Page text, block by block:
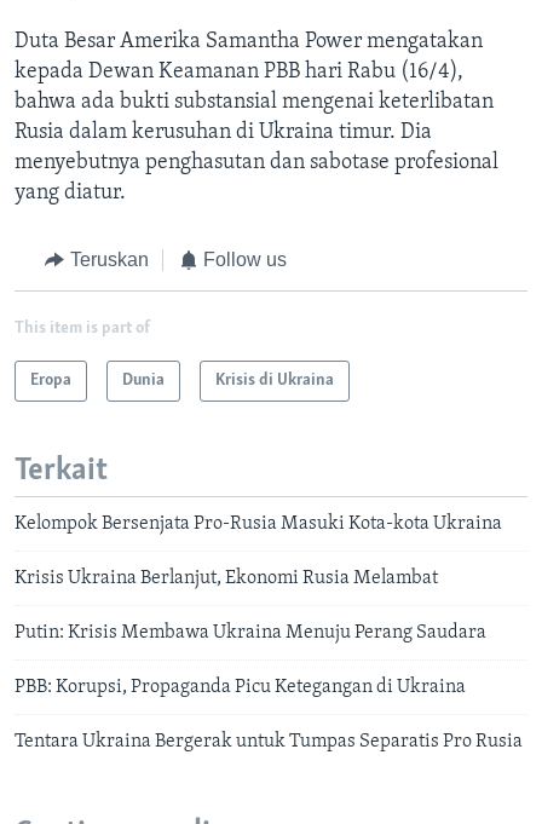
Duta Besar Amerika Samantha Power mengatakan
kepada Dewan Keamanan PBB hari Rabu (16/4),
bahwa ada bukti substansial mengenai keterlibatan
Rusia dalam kerusuhan di Ukraina timur. Dia
menyebutnya penghasutan dan sabotase profesional
yang diatur.
Teruskan Follow us
This item is part of
Eropa Dunia Krisis di Ukraina
Terkait
Kelompok Bersenjata Pro-Rusia Masuki Kota-kota Ukraina
Krisis Ukraina Berlanjut, Ekonomi Rusia Melambat
Putin: Krisis Membawa Ukraina Menuju Perang Saudara
PBB: Korupsi, Propaganda Picu Ketegangan di Ukraina
Tentara Ukraina Bergerak untuk Tumpas Separatis Pro Rusia